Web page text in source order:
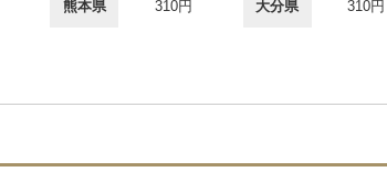
熊本県 310円 大分県 310円